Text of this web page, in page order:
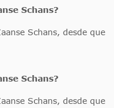
Schans?
Schans, desde que
Schans?
Schans, desde que